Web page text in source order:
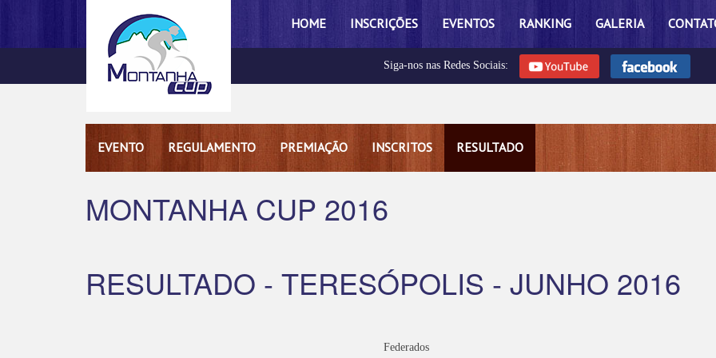
HOME INSCRIÇÕES EVENTOS RANKING GALERIA
Siga-nos nas Redes Sociais:
EVENTO REGULAMENTO PREMIAÇÃO INSCRITOS RESULTADO
MONTANHA CUP 2016
RESULTADO - TERESÓPOLIS - JUNHO 2016
Federados